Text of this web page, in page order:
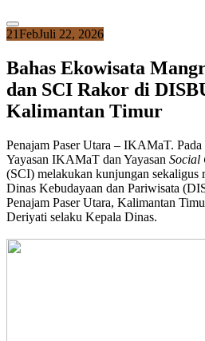
21FebJuli 22, 2026
Bahas Ekowisata
dan SCI Rakor di
Kalimantan Timur
Penajam Paser Utara – IKAMaT.
Yayasan IKAMaT dan Yayasan Social
(SCI) melakukan kunjungan sekaligus
Dinas Kebudayaan dan Pariwisata
Penajam Paser Utara, Kalimantan
Deriyati selaku Kepala Dinas.